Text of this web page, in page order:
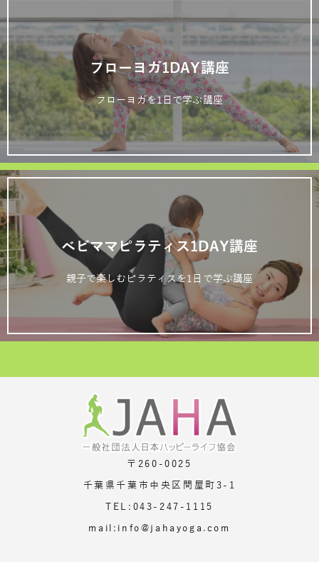
フローヨガ1DAY講座
フローヨガを1日で学ぶ講座
ベビママピラティス1DAY講座
親子で楽しむピラティスを1日で学ぶ講座
〒260-0025
千葉県千葉市中央区問屋町3-1
TEL:043-247-1115
mail:info@jahayoga.com